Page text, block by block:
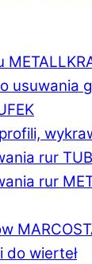
usuwania
rur
rur
do wierteł